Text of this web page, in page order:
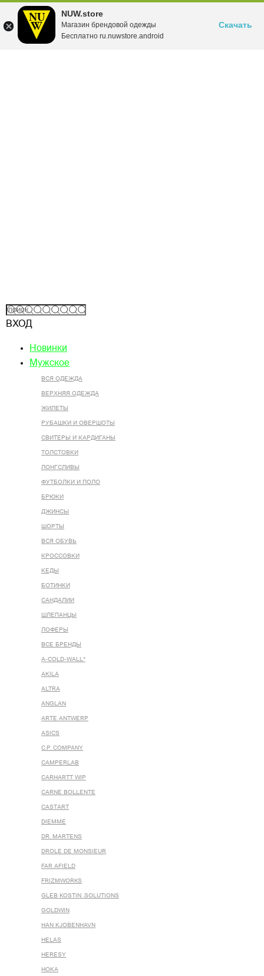
NUW.store
Магазин брендовой одежды
Бесплатно ru.nuwstore.android
Скачать
ВХОД
Новинки
Мужское
ВСЯ ОДЕЖДА
ВЕРХНЯЯ ОДЕЖДА
ЖИЛЕТЫ
РУБАШКИ И ОВЕРШОТЫ
СВИТЕРЫ И КАРДИГАНЫ
ТОЛСТОВКИ
ЛОНГСЛИВЫ
ФУТБОЛКИ И ПОЛО
БРЮКИ
ДЖИНСЫ
ШОРТЫ
ВСЯ ОБУВЬ
КРОССОВКИ
КЕДЫ
БОТИНКИ
САНДАЛИИ
ШЛЕПАНЦЫ
ЛОФЕРЫ
ВСЕ БРЕНДЫ
A-COLD-WALL*
AKILA
ALTRA
ANGLAN
ARTE ANTWERP
ASICS
C.P. COMPANY
CAMPERLAB
CARHARTT WIP
CARNE BOLLENTE
CASTART
DIEMME
DR. MARTENS
DROLE DE MONSIEUR
FAR AFIELD
FRIZMWORKS
GLEB KOSTIN .SOLUTIONS
GOLDWIN
HAN KJOBENHAVN
HELAS
HERESY
HOKA